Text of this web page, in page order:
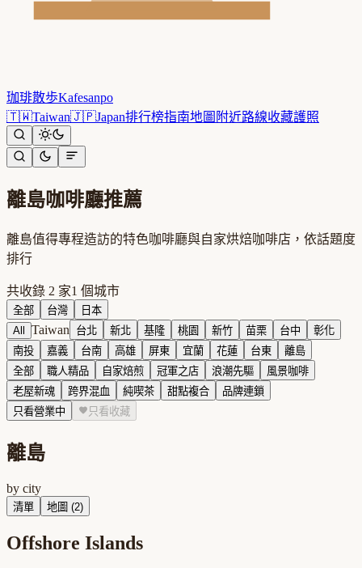
珈琲散歩Kafesanpo
🇹🇼Taiwan🇯🇵Japan排行榜指南地圖 附近路線收藏護照
離島咖啡廳推薦
離島值得專程造訪的特色咖啡廳與自家烘焙咖啡店，依話題度
排行
共收錄 2 家1 個城市
全部 台灣
日本
All
Taiwan 台北 新北 基隆 桃園 新竹 苗栗 台中
彰化
南投
嘉義 台南 高雄 屏東 宜蘭 花蓮 台東
離島
全部
職人精品 自家焙煎 冠軍之店 浪潮先驅
風景咖啡
老屋新魂
跨界混血 純喫茶 甜點複合
品牌連鎖
只看營業中
只看收藏
離島
by city
清單 地圖 (2)
Offshore Islands